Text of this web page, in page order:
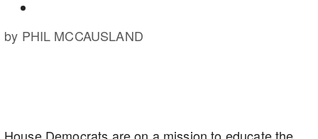
by PHIL MCCAUSLAND
House Democrats are on a mission to educate the